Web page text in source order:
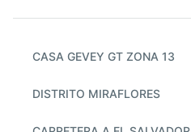
CASA GEVEY GT ZONA 13
DISTRITO MIRAFLORES